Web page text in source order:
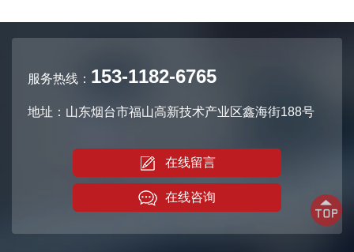
服务热线： 153-1182-6765
地址：山东烟台市福山高新技术产业区鑫海街188号
在线留言
在线咨询